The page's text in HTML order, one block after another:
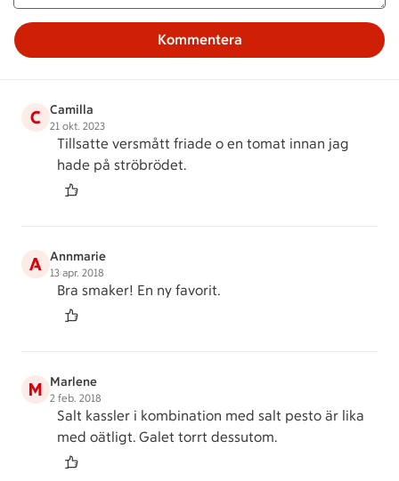
Kommentera
C Camilla
21 okt. 2023
Tillsatte versmått friade o en tomat innan jag
hade på ströbrödet.
A Annmarie
13 apr. 2018
Bra smaker! En ny favorit.
M Marlene
2 feb. 2018
Salt kassler i kombination med salt pesto är lika
med oätligt. Galet torrt dessutom.